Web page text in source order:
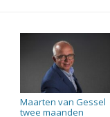
Maarten van Gessel
twee maanden